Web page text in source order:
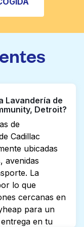
Lavandería de
Detroit?
de
Cadillac
ubicadas
avenidas
La
lo que
cercanas en
para un
en tu